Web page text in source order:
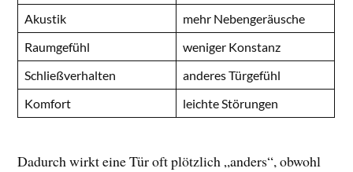
Akustik
mehr Nebengeräusche
Raumgefühl
weniger Konstanz
Schließverhalten
anderes Türgefühl
Komfort
leichte Störungen
Dadurch wirkt eine Tür oft plötzlich „anders“, obwohl